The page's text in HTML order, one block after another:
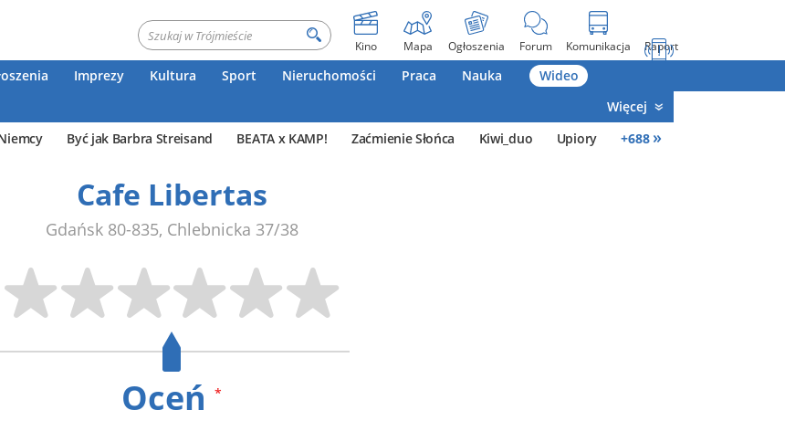
Kino Mapa Ogłoszenia Forum Komunikacja Raport
Imprezy Kultura Sport Nieruchomości Praca Nauka
Wideo
Więcej
Być jak Barbra Streisand BEATA x KAMP! Zaćmienie Słońca Kiwi_duo Upiory +688 »
Cafe Libertas
Gdańsk 80-835, Chlebnicka 37/38
Oceń *